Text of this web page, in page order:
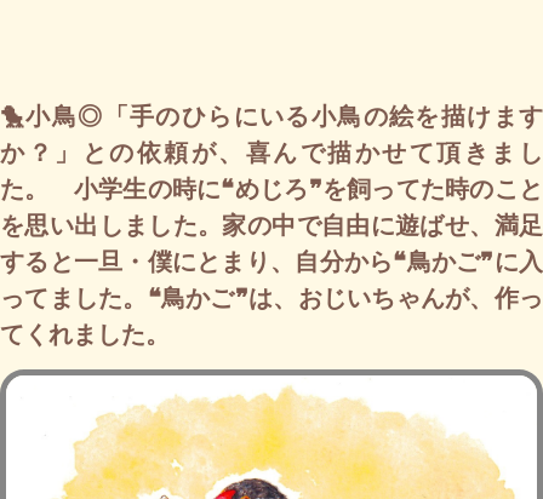
🐤小鳥◎「手のひらにいる小鳥の絵を描けます
か？」との依頼が、喜んで描かせて頂きまし
た。 小学生の時に❝めじろ❞を飼ってた時のこと
を思い出しました。家の中で自由に遊ばせ、満足
すると一旦・僕にとまり、自分から❝鳥かご❞に入
ってました。❝鳥かご❞は、おじいちゃんが、作っ
てくれました。